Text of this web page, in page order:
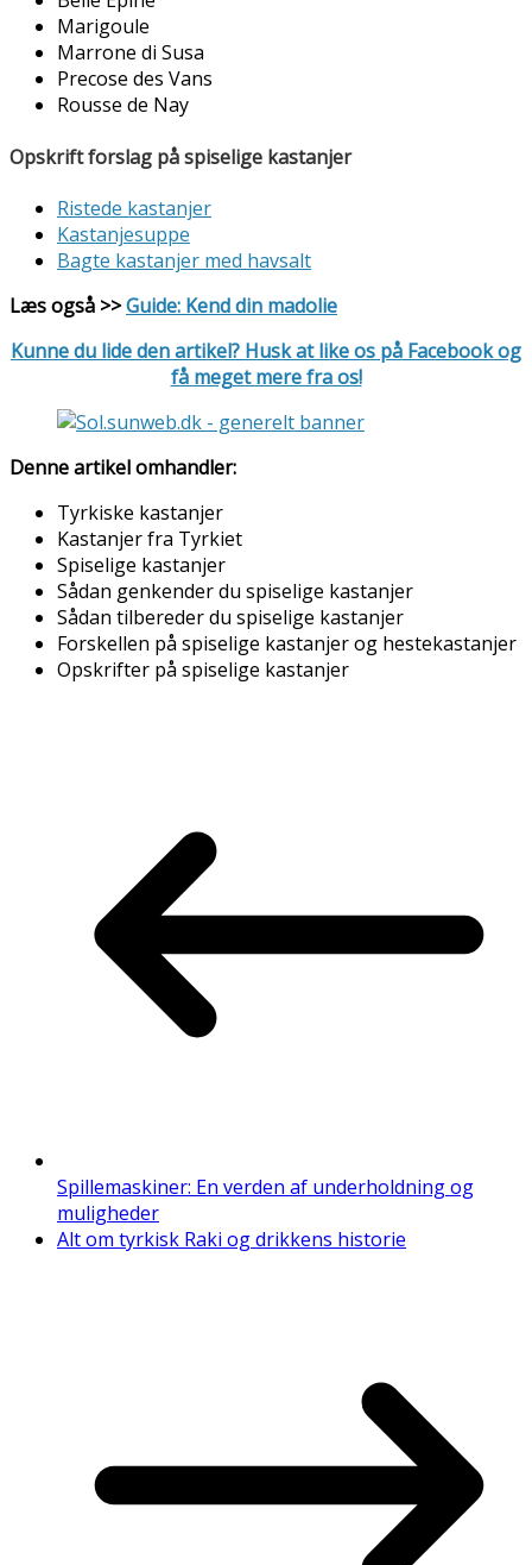
Marigoule
Marrone di Susa
Precose des Vans
Rousse de Nay
Opskrift forslag på spiselige kastanjer
Ristede kastanjer
Kastanjesuppe
Bagte kastanjer med havsalt
Læs også >>Guide: Kend din madolie
Kunne du lide den artikel? Husk at like os på Facebook og
få meget mere fra os!
Denne artikel omhandler:
Tyrkiske kastanjer
Kastanjer fra Tyrkiet
Spiselige kastanjer
Sådan genkender du spiselige kastanjer
Sådan tilbereder du spiselige kastanjer
Forskellen på spiselige kastanjer og hestekastanjer
Opskrifter på spiselige kastanjer
Spillemaskiner: En verden af underholdning og
muligheder
Alt om tyrkisk Raki og drikkens historie